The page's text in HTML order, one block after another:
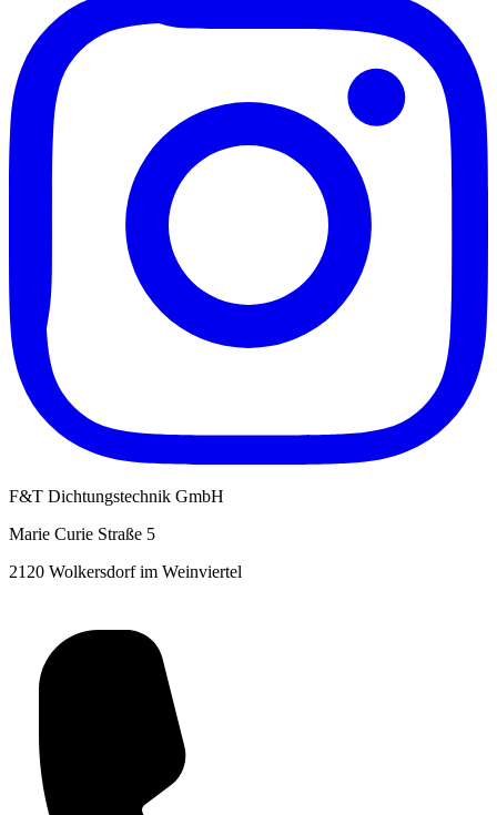
F&T Dichtungstechnik GmbH
Marie Curie Straße 5
2120 Wolkersdorf im Weinviertel